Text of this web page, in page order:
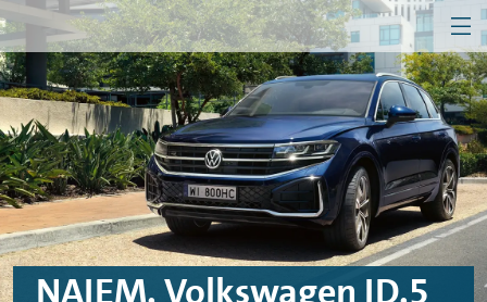
Przejdź do treści
Przejdź do konfiguratora
Przejdź do stopki
Firma
Klient indywidualny
NAJEM. Volkswagen ID.5